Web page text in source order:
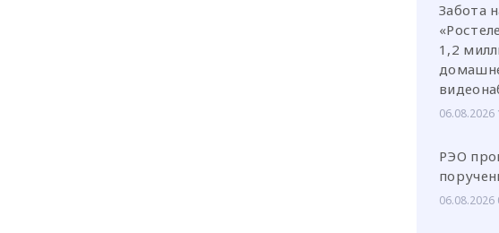
Забота
1,2
06.08.2026
РЭО
06.08.2026